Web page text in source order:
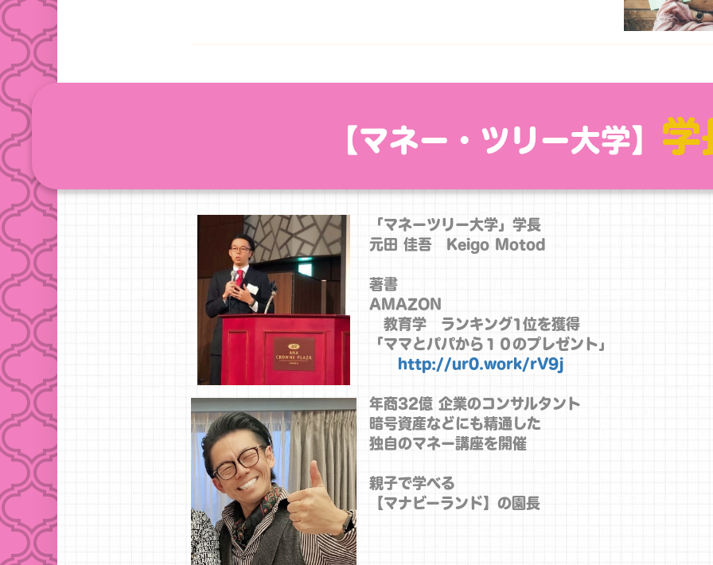
【マネー・ツリー大学】
「マネーツリー大学」学長
元田 佳吾 Keigo Motod
著書
AMAZON
教育学 ランキング1位を獲得
「ママとパパから１０のプレゼント」
http://ur0.work/rV9j
年商32億 企業のコンサルタント
暗号資産などにも精通した
独自のマネー講座を開催
親子で学べる
【マナビーランド】の園長